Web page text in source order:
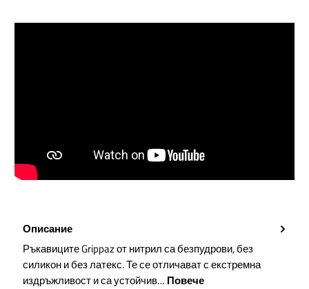
Описание
Ръкавиците Grippaz от нитрил са безпудрови, без
силикон и без латекс. Те се отличават с екстремна
издръжливост и са устойчив… Повече